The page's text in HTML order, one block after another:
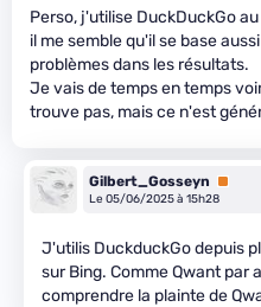
Perso, j'utilise DuckDuckGo
il me semble qu'il se base
problèmes dans les résultats.
Je vais de temps en temps
trouve pas, mais ce n'est
Gilbert_Gosseyn
Premium
Le 05/06/2025 à 15h28
J'utilis DuckduckGo depuis
sur Bing. Comme Qwant par
comprendre la plainte de